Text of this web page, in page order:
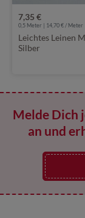
7,35 €
0,5 Meter | 14,70 € / Meter
Leichtes Leinen
Silber
Melde Dich
an und